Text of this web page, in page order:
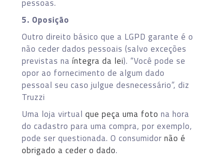
pessoas.
5. Oposição
Outro direito básico que a LGPD garante é o
não ceder dados pessoais (salvo exceções
previstas na íntegra da lei). “Você pode se
opor ao fornecimento de algum dado
pessoal seu caso julgue desnecessário”, diz
Truzzi
Uma loja virtual que peça uma foto na hora
do cadastro para uma compra, por exemplo,
pode ser questionada. O consumidornão é
obrigado a ceder o dado.